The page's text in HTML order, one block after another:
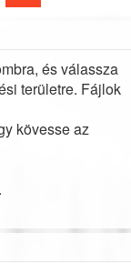
és válassza
területre. Fájlok
kövesse az